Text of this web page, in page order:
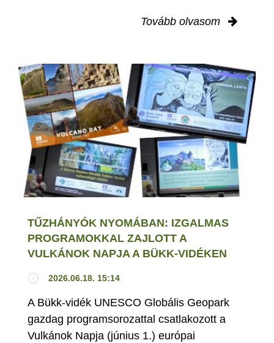
Tovább olvasom
TŰZHÁNYÓK NYOMÁBAN: IZGALMAS
PROGRAMOKKAL ZAJLOTT A
VULKÁNOK NAPJA A BÜKK-VIDÉKEN
2026.06.18. 15:14
A Bükk-vidék UNESCO Globális Geopark
gazdag programsorozattal csatlakozott a
Vulkánok Napja (június 1.) európai